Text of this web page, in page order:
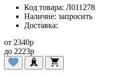
Код товара: Л011278
Наличие: запросить
Доставка:
от 2340p
до 2223p